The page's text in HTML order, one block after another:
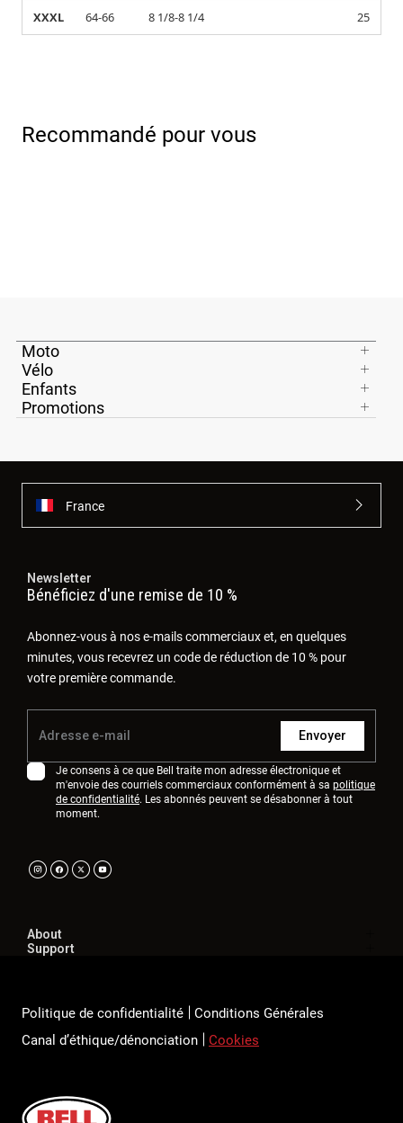
XXXL 64-66 8 1/8-8 1/4 25
Recommandé pour vous
Moto
Vélo
Enfants
Promotions
France
Newsletter
Bénéficiez d'une remise de 10 %
Abonnez-vous à nos e-mails commerciaux et, en quelques
minutes, vous recevrez un code de réduction de 10 % pour
votre première commande.
Envoyer
Je consens à ce que Bell traite mon adresse électronique et
m'envoie des courriels commerciaux conformément à sa politique
de confidentialité. Les abonnés peuvent se désabonner à tout
moment.
About
Support
Politique de confidentialité Conditions Générales
Canal d’éthique/dénonciation Cookies